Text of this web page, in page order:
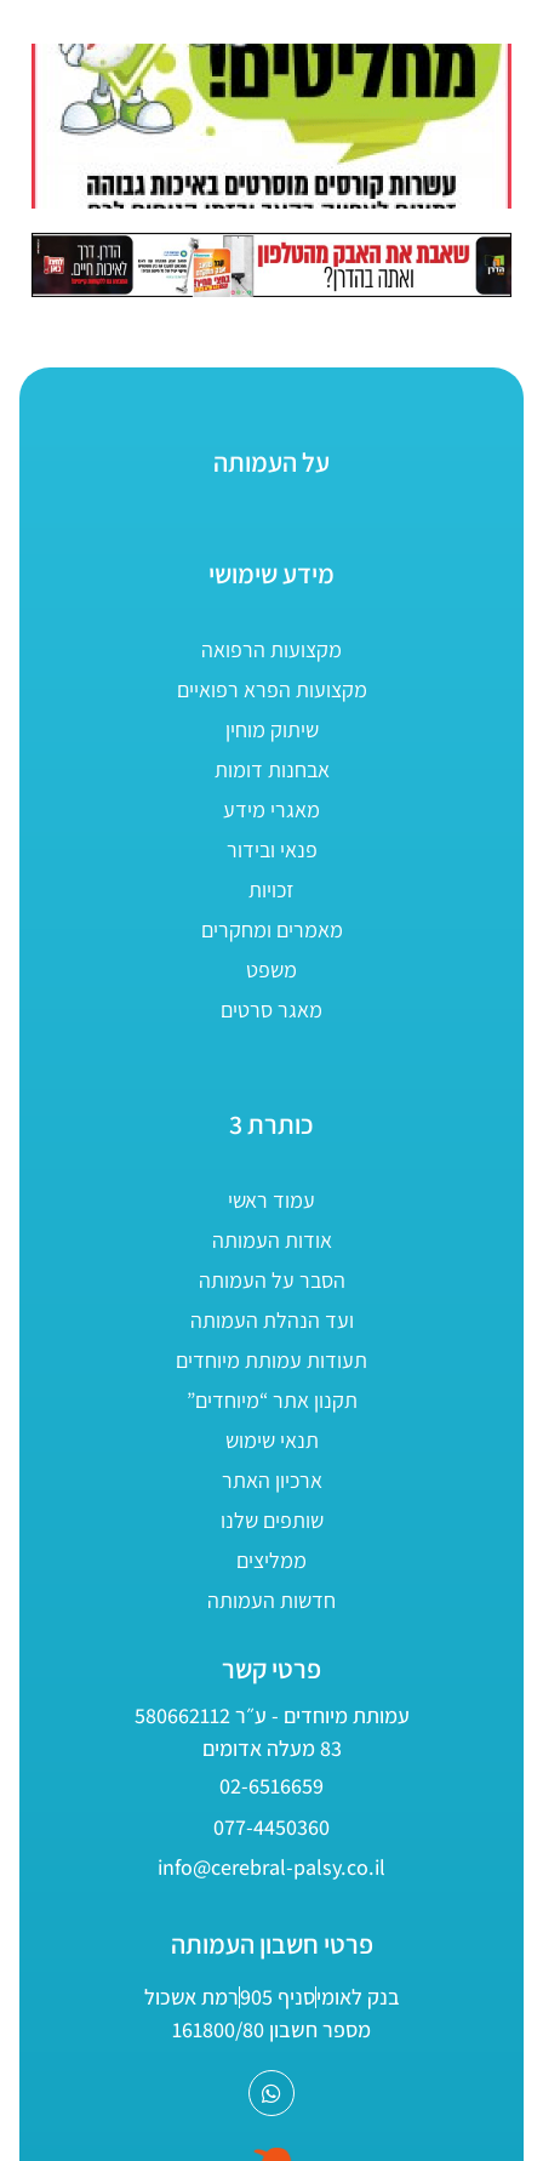
על העמותה
מידע שימושי
מקצועות הרפואה
מקצועות הפרא רפואיים
שיתוק מוחין
אבחנות דומות
מאגרי מידע
פנאי ובידור
זכויות
מאמרים ומחקרים
משפט
מאגר סרטים
כותרת 3
עמוד ראשי
אודות העמותה
הסבר על העמותה
ועד הנהלת העמותה
תעודות עמותת מיוחדים
תקנון אתר “מיוחדים”
תנאי שימוש
ארכיון האתר
שותפים שלנו
ממליצים
חדשות העמותה
פרטי קשר
עמותת מיוחדים - ע״ר 580662112
83 מעלה אדומים
02-6516659
077-4450360
info@cerebral-palsy.co.il
פרטי חשבון העמותה
בנק לאומיסניף 905
רמת אשכול
מספר חשבון 161800/80